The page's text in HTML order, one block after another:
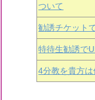
ついて
勧誘チケット
特待生勧誘で
4分教を貴方は